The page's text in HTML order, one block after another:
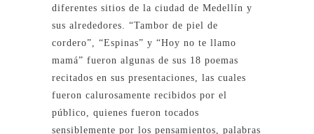
diferentes sitios de la ciudad de Medellín y
sus alrededores. “Tambor de piel de
cordero”, “Espinas” y “Hoy no te llamo
mamá” fueron algunas de sus 18 poemas
recitados en sus presentaciones, las cuales
fueron calurosamente recibidos por el
público, quienes fueron tocados
sensiblemente por los pensamientos, palabras